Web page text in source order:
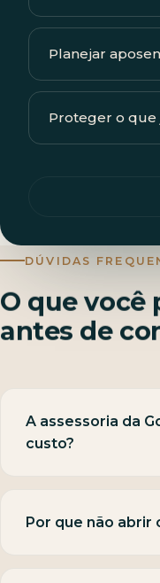
Planejar
Proteger o que
DÚVIDAS
O que você
antes de
A assessoria da
custo?
Por que não abrir